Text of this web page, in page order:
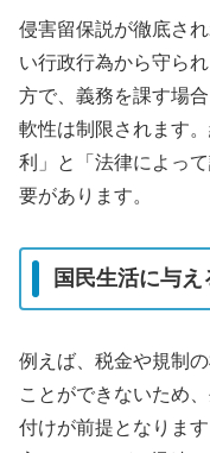
侵害留保説が徹底さ
い行政行為から守ら
方で、義務を課す場
軟性は制限されます
利」と「法律によっ
要があります。
国民生活に与
例えば、税金や規制
ことができないため
付けが前提となりま